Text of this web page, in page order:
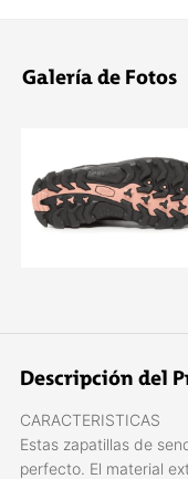
Galería de Fotos
Descripción del
CARACTERISTICAS
Estas zapatillas de
perfecto. El material